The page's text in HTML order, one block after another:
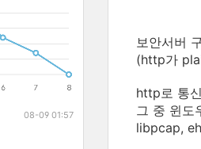
08-09 01:57
보안서버
(http가
http로 통
그 중 윈도
libpcap,